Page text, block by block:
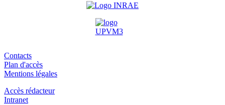
Contacts
Plan d'accès
Mentions légales
Accès rédacteur
Intranet